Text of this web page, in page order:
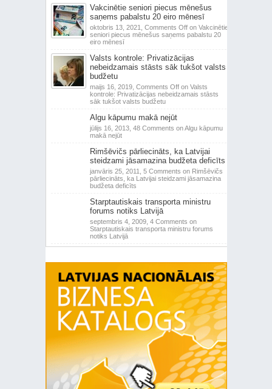
Vakcinētie seniori piecus mēnešus
saņems pabalstu 20 eiro mēnesī
oktobris 13, 2021, Comments Offon Vakcinētie
seniori piecus mēnešus saņems pabalstu 20
eiro mēnesī
Valsts kontrole: Privatizācijas
nebeidzamais stāsts sāk tukšot valsts
budžetu
maijs 16, 2019, Comments Offon Valsts
kontrole: Privatizācijas nebeidzamais stāsts
sāk tukšot valsts budžetu
Algu kāpumu makā nejūt
jūlijs 16, 2013, 48 Comments on Algu kāpumu
makā nejūt
Rimšēvičs pārliecināts, ka Latvijai
steidzami jāsamazina budžeta deficīts
janvāris 25, 2011, 5 Comments on Rimšēvičs
pārliecināts, ka Latvijai steidzami jāsamazina
budžeta deficīts
Starptautiskais transporta ministru
forums notiks Latvijā
septembris 4, 2009, 4 Comments on
Starptautiskais transporta ministru forums
notiks Latvijā